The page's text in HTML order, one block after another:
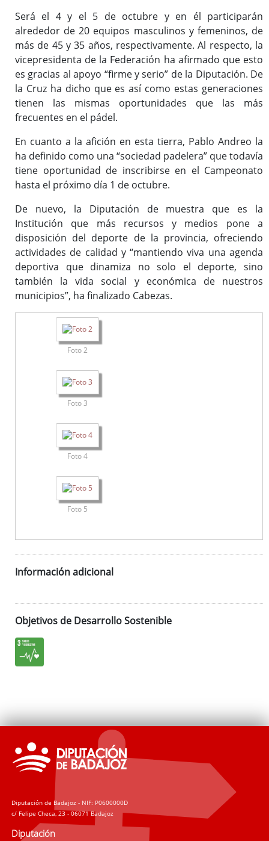
Será el 4 y el 5 de octubre y en él participarán
alrededor de 20 equipos masculinos y femeninos, de
más de 45 y 35 años, respectivamente. Al respecto, la
vicepresidenta de la Federación ha afirmado que esto
es gracias al apoyo “firme y serio” de la Diputación. De
la Cruz ha dicho que es así como estas generaciones
tienen las mismas oportunidades que las más
frecuentes en el pádel.
En cuanto a la afición en esta tierra, Pablo Andreo la
ha definido como una “sociedad padelera” que todavía
tiene oportunidad de inscribirse en el Campeonato
hasta el próximo día 1 de octubre.
De nuevo, la Diputación de muestra que es la
Institución que más recursos y medios pone a
disposición del deporte de la provincia, ofreciendo
actividades de calidad y “mantiendo viva una agenda
deportiva que dinamiza no solo el deporte, sino
también la vida social y económica de nuestros
municipios”, ha finalizado Cabezas.
Foto 2
Foto 3
Foto 4
Foto 5
Información adicional
Objetivos de Desarrollo Sostenible
Diputación de Badajoz - NIF: P0600000D
c/ Felipe Checa, 23 - 06071 Badajoz
Diputación